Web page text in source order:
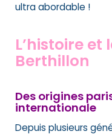
ultra abordable !
L’histoire
Berthillon
Des origines
internationale
Depuis plusieurs